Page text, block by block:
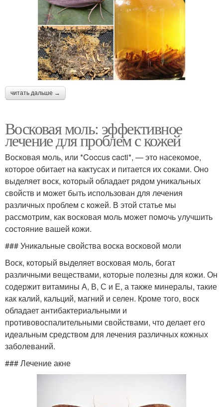
читать дальше →
Восковая моль: эффективное
лечение для проблем с кожей
Восковая моль, или *Coccus cacti*, — это насекомое,
которое обитает на кактусах и питается их соками. Оно
выделяет воск, который обладает рядом уникальных
свойств и может быть использован для лечения
различных проблем с кожей. В этой статье мы
рассмотрим, как восковая моль может помочь улучшить
состояние вашей кожи.
### Уникальные свойства воска восковой моли
Воск, который выделяет восковая моль, богат
различными веществами, которые полезны для кожи. Он
содержит витамины А, В, С и Е, а также минералы, такие
как калий, кальций, магний и селен. Кроме того, воск
обладает антибактериальными и
противовоспалительными свойствами, что делает его
идеальным средством для лечения различных кожных
заболеваний.
### Лечение акне